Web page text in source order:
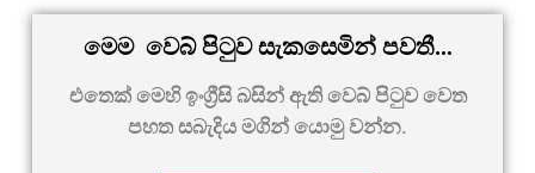
මෙම වෙබ් පිටුව සැකසෙමින් පවතී…
එතෙක් මෙහි ඉංග්‍රීසි බසින් ඇති වෙබ් පිටුව වෙත
පහත සබැදිය මගින් යොමු වන්න.